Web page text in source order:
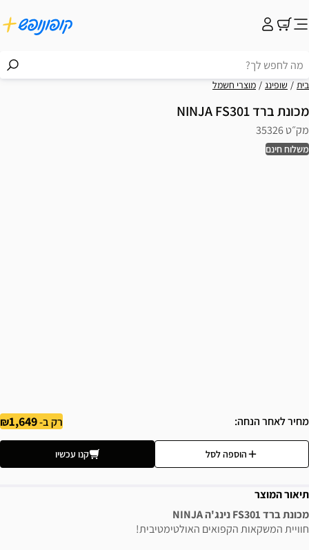
בית שופינג מוצרי חשמל
מכונת ברד NINJA FS301
מק״ט 35326
משלוח חינם
מחיר לאחר הנחה רק ב-1,649
הוספה לסל קנו עכשיו
תיאור המוצר
מכונת ברד FS301 נינג'ה NINJA
חוויית המשקאות הקפואים האולטימטיבית!